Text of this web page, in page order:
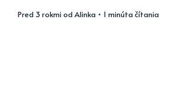
pred 3 rokmiodAlinka • 1 minúta čítania